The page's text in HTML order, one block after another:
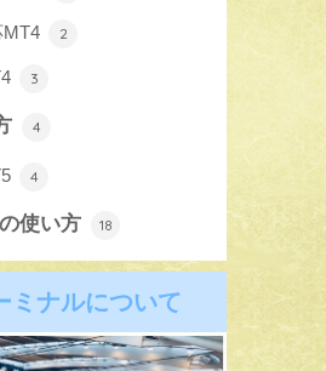
MT4 2
3
4
4
使い方 18
ミナルについて